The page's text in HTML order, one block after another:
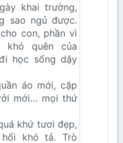
khai trường,
sao ngủ được.
con, phần vì
khó quên của
học sống dậy
áo mới, cặp
mới… mọi thứ
khứ tươi đẹp,
khó tả. Trò